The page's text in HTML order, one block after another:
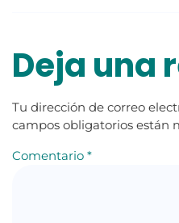
Deja una
Tu dirección de correo
campos obligatorios están
Comentario *